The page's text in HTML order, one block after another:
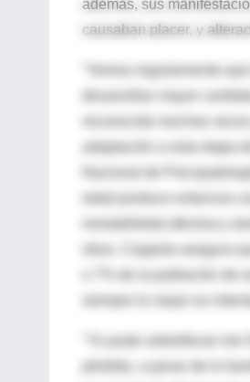
además, sus
causaban placer, y
"Vemos regularmente
desarrollan mayor
reconocida muchas
adaptación a esta etapa
Nacional de
inestabilidad afectiva y
otros. Coppola asegura
o 7% de la población de
siempre lo mejor es
"Yo pude sobrellevar
pérdida, a pesar de lo